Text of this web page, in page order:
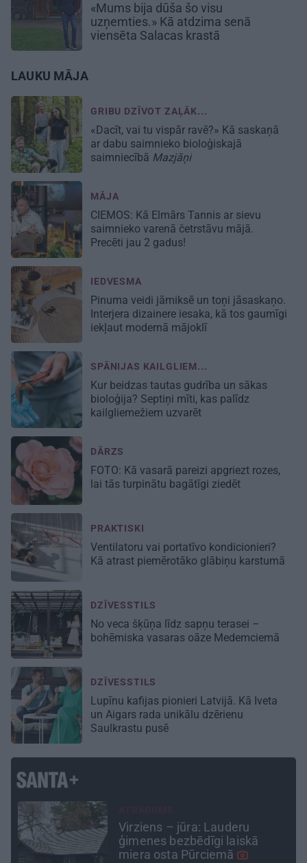
«Mums bija dūša šo visu
uzņemties.» Kā atdzima senā
viensēta Salacas krastā
LAUKU MĀJA
GRIBU DZĪVOT ZAĻĀK...
«Dacīt, vai tu vispār ravē?» Kā saskaņā
ar dabu saimnieko bioloģiskajā
saimniecībā Mazjāņi
MĀJA
CIEMOS: Kā Elmārs Tannis ar sievu
saimnieko varenā četrstāvu mājā.
Precēti jau 2 gadus!
IEDVESMA
Pinuma veidi jāmiksē un toņi jāsaskaņo.
Interjera dizainere iesaka, kā tos gaumīgi
iekļaut modernā mājoklī
SPĀNIJAS KAILGLIEM...
Kur beidzas tautas gudrība un sākas
bioloģija? Septiņi mīti, kas palīdz
kailgliemežiem uzvarēt
DĀRZS
FOTO: Kā vasarā pareizi apgriezt rozes,
lai tās turpinātu bagātīgi ziedēt
PRAKTISKI
Ventilatoru vai portatīvo kondicionieri?
Kā atrast piemērotāko glābiņu karstumā
DZĪVESSTILS
No veca šķūņa līdz sapņu terasei –
bohēmiska vasaras oāze Medemciemā
DZĪVESSTILS
Lupīnu kafijas pionieri Latvijā. Kā Iveta
un Aigars rada unikālu dzērienu
Saulkrastu pusē
Draudzeņu ceļojums bez
drāmām: noderīgi padomi
plānošanai un 16 galamērķu